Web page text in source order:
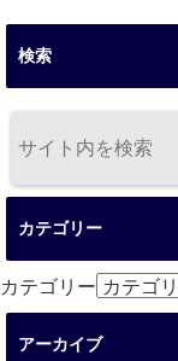
検索
カテゴリー
カテゴリー
アーカイブ